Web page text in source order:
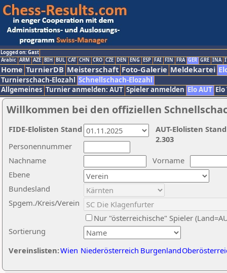
Logged on: Gast
Arabic ARM AZE BIH BUL CAT CHN CRO CZE DEN ENG ESP FAI FIN FRA GER GRE INA
Home TurnierDB Meisterschaft Foto-Galerie Meldekartei
Turnierschach-Elozahl Schnellschach-Elozahl
Allgemeines Turnier anmelden: AUT Spieler anmelden Elo AUT
Willkommen bei den offiziellen
Nachname
Vorname
Ebene
Sortierung
Personennummer
Bundesland
Spgem./Kreis/Verein
Nur "österreichische" Spieler
Vereinslisten:Wien Niederösterreich Burgenland
AUT-Elolisten
2.303
FIDE-Elolisten Stand